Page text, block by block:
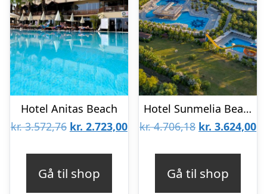
Hotel Anitas Beach
kr.3.572,76 Den
var:
kr. 2.723,00Den
Gå til shop
Hotel Sunmelia Beach
kr.4.706,18 Den
var:
kr. 3.624,00
Gå til shop